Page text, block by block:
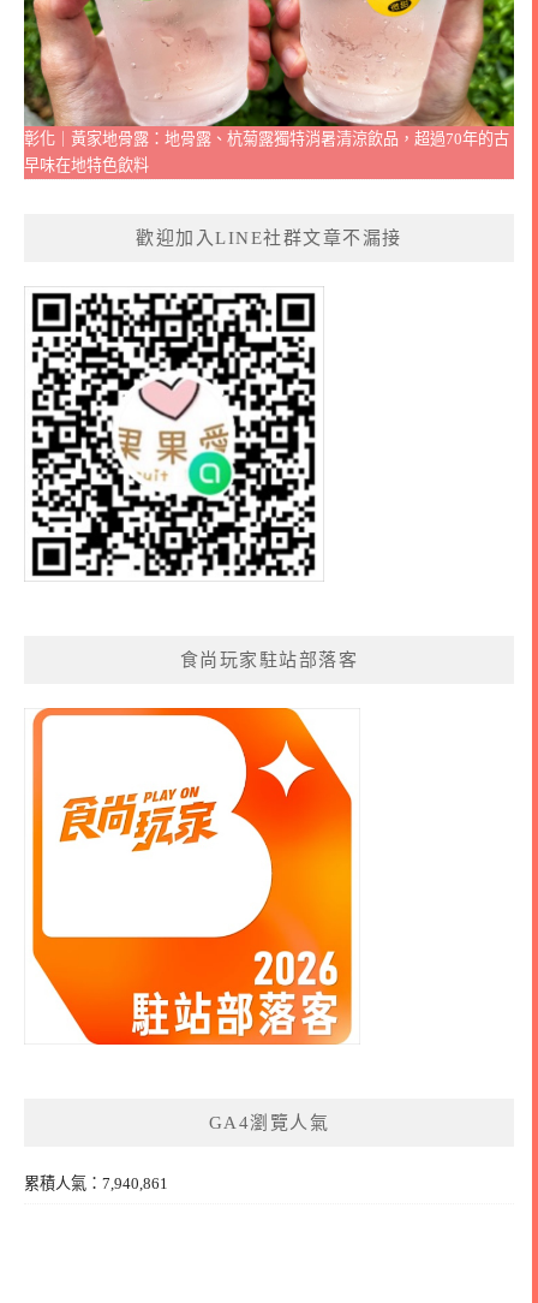
彰化｜黃家地骨露：地骨露、杭菊露獨特消暑清涼飲品，超過70年的古
早味在地特色飲料
歡迎加入LINE社群文章不漏接
食尚玩家駐站部落客
GA4瀏覽人氣
累積人氣：7,940,861